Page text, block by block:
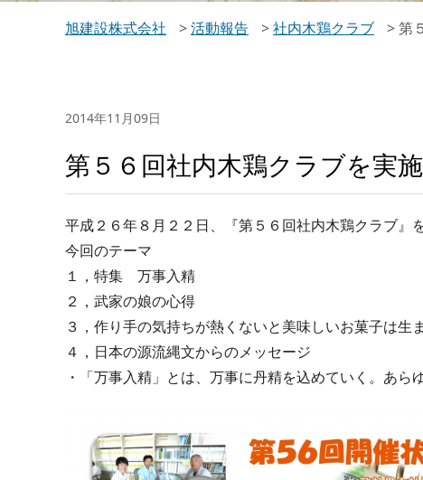
旭建設株式会社 >活動報告 >社内木鶏クラブ >第
2014年11月09日
第５６回社内木鶏クラブを実施
平成２６年８月２２日、『第５６回社内木鶏クラブ』
今回のテーマ
１，特集 万事入精
２，武家の娘の心得
３，作り手の気持ちが熱くないと美味しいお菓子は生
４，日本の源流縄文からのメッセージ
・「万事入精」とは、万事に丹精を込めていく。あら